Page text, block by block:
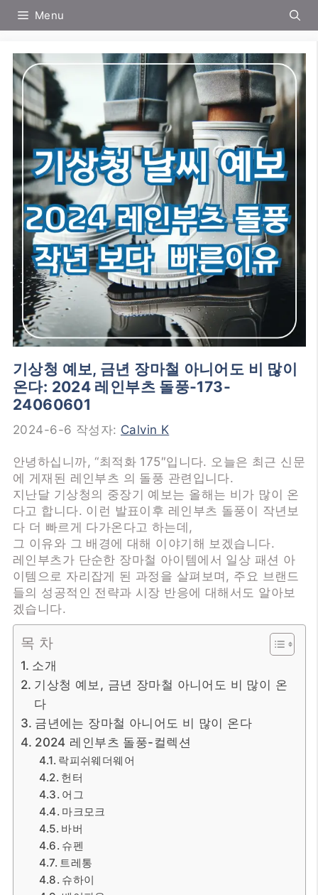
Menu
기상청 예보, 금년 장마철 아니어도 비 많이
온다: 2024 레인부츠 돌풍-173-
24060601
2024-6-6 작성자: Calvin K
안녕하십니까, “최적화 175″입니다. 오늘은 최근 신문
에 게재된 레인부츠 의 돌풍 관련입니다.
지난달 기상청의 중장기 예보는 올해는 비가 많이 온
다고 합니다. 이런 발표이후 레인부츠 돌풍이 작년보
다 더 빠르게 다가온다고 하는데,
그 이유와 그 배경에 대해 이야기해 보겠습니다.
레인부츠가 단순한 장마철 아이템에서 일상 패션 아
이템으로 자리잡게 된 과정을 살펴보며, 주요 브랜드
들의 성공적인 전략과 시장 반응에 대해서도 알아보
겠습니다.
목 차
소개
기상청 예보, 금년 장마철 아니어도 비 많이 온
다
금년에는 장마철 아니어도 비 많이 온다
2024 레인부츠 돌풍-컬렉션
락피쉬웨더웨어
헌터
어그
마크모크
바버
슈펜
트레통
슈하이